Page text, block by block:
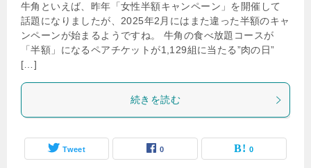
牛角といえば、昨年「女性半額キャンペーン」を開催して
話題になりましたが、2025年2月にはまた違った半額のキャ
ンペーンが始まるようですね。 牛角の食べ放題コースが
「半額」になるペアチケットが1,129組に当たる”肉の日”
[…]
続きを読む
Tweet 0 0